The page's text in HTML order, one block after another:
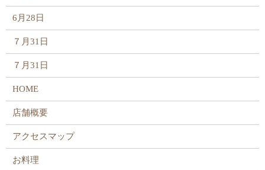
6月28日
７月31日
７月31日
HOME
店舗概要
アクセスマップ
お料理